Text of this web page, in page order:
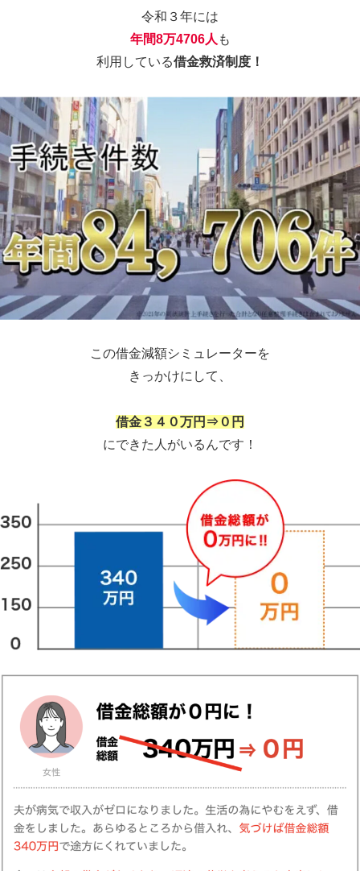
この借金減額シミュレーターを
きっかけにして、
借金３４０万円⇒０円
にできた人がいるんです！